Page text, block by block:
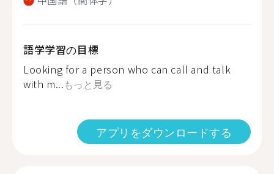
語学学習の目標
Looking for a person who can call and talk
with m...もっと見る
アプリをダウンロードする